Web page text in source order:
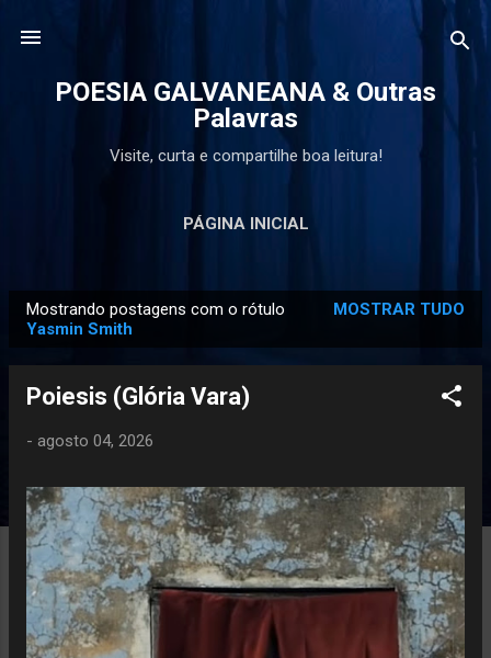
POESIA GALVANEANA & Outras
Palavras
Visite, curta e compartilhe boa leitura!
PÁGINA INICIAL
Mostrando postagens com o rótulo
Yasmin Smith
MOSTRAR TUDO
Poiesis (Glória Vara)
- agosto 04, 2026